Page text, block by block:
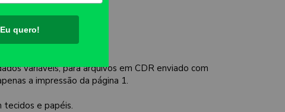
variáveis, para arquivos em CDR enviado com
a impressão da página 1.
tecidos e papéis.
Eu quero!